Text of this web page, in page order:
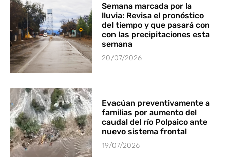
Semana marcada por la
lluvia: Revisa el pronóstico
del tiempo y que pasará con
con las precipitaciones esta
semana
20/07/2026
Evacúan preventivamente a
familias por aumento del
caudal del río Polpaico ante
nuevo sistema frontal
19/07/2026